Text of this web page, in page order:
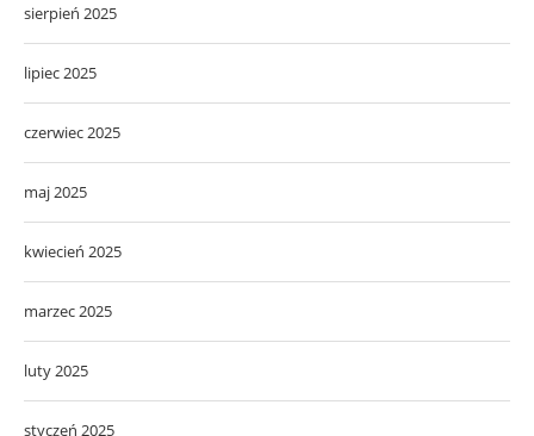
sierpień 2025
lipiec 2025
czerwiec 2025
maj 2025
kwiecień 2025
marzec 2025
luty 2025
styczeń 2025